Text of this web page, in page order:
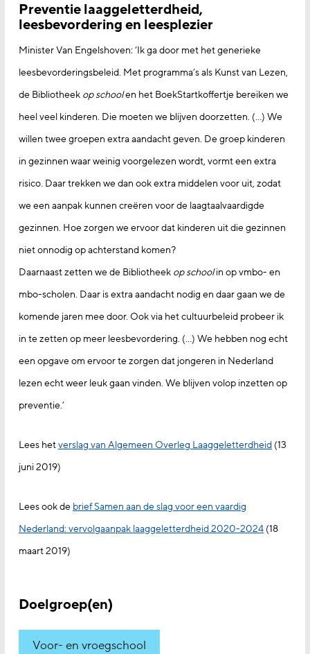
Preventie laaggeletterdheid,
leesbevordering en leesplezier
Minister Van Engelshoven: ‘Ik ga door met het generieke
leesbevorderingsbeleid. Met programma’s als Kunst van Lezen,
de Bibliotheek op schoolen het BoekStartkoffertje bereiken we
heel veel kinderen. Die moeten we blijven doorzetten. (…) We
willen twee groepen extra aandacht geven. De groep kinderen
in gezinnen waar weinig voorgelezen wordt, vormt een extra
risico. Daar trekken we dan ook extra middelen voor uit, zodat
we een aanpak kunnen creëren voor de laagtaalvaardigde
gezinnen. Hoe zorgen we ervoor dat kinderen uit die gezinnen
niet onnodig op achterstand komen?
Daarnaast zetten we de Bibliotheek op schoolin op vmbo- en
mbo-scholen. Daar is extra aandacht nodig en daar gaan we de
komende jaren mee door. Ook via het cultuurbeleid probeer ik
in te zetten op meer leesbevordering. (…) We hebben nog echt
een opgave om ervoor te zorgen dat jongeren in Nederland
lezen echt weer leuk gaan vinden. We blijven volop inzetten op
preventie.’
Lees hetverslag van Algemeen Overleg Laaggeletterdheid (13
juni 2019)
Lees ook de brief Samen aan de slag voor een vaardig
Nederland: vervolgaanpak laaggeletterdheid 2020-2024 (18
maart 2019)
Doelgroep(en)
Voor- en vroegschool